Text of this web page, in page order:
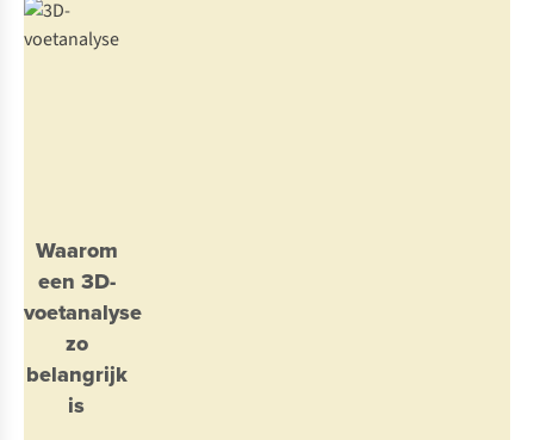
Waarom
een 3D-
voetanalyse
zo
belangrijk
is